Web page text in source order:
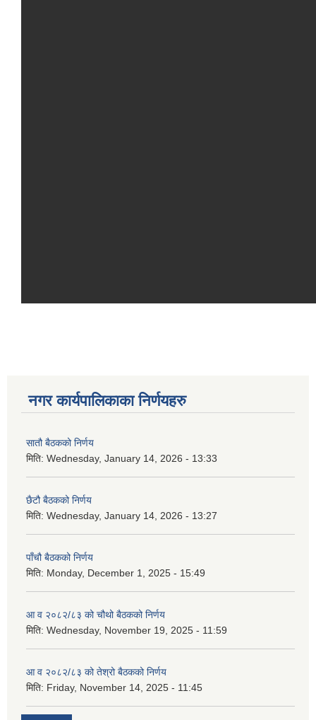
नगर कार्यपालिकाका निर्णयहरु
सातौ बैठकको निर्णय
मिति: Wednesday, January 14, 2026 - 13:33
छैटौ बैठकको निर्णय
मिति: Wednesday, January 14, 2026 - 13:27
पाँचौ बैठकको निर्णय
मिति: Monday, December 1, 2025 - 15:49
आ व २०८२/८३ को चौथो बैठकको निर्णय
मिति: Wednesday, November 19, 2025 - 11:59
आ व २०८२/८३ को तेश्रो बैठकको निर्णय
मिति: Friday, November 14, 2025 - 11:45